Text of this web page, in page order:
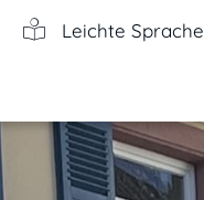
Leichte Sprache